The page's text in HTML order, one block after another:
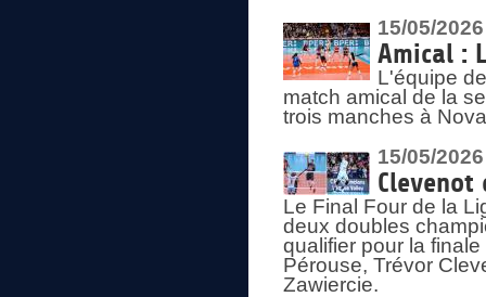
15/05/2026
Amical :
L'équipe
match amical de la
trois manches à
15/05/2026
Le Final Four de la
deux doubles
qualifier pour la
Pérouse, Trévor
Zawiercie.